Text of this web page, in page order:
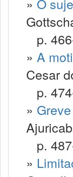
p.
» A
Cesar
p.
»
p.
»